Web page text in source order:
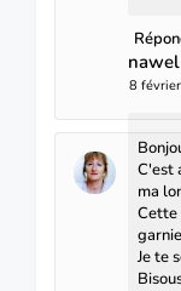
nawel
8
C'est
ma
Cette
Je te